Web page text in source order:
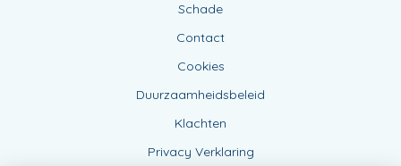
Schade
Contact
Cookies
Duurzaamheidsbeleid
Klachten
Privacy Verklaring